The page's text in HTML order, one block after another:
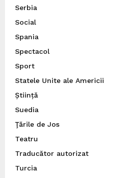
Serbia
Social
Spania
Spectacol
Sport
Statele Unite ale Americii
Știință
Suedia
Ţările de Jos
Teatru
Traducător autorizat
Turcia